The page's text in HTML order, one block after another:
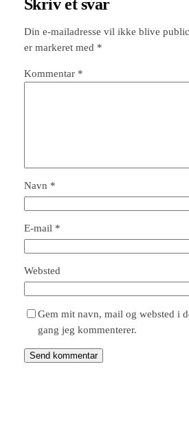
Skriv et svar
Din e-mailadresse vil ikke blive
er markeret med *
Kommentar *
Navn *
E-mail *
Websted
Gem mit navn, mail og websted i
gang jeg kommenterer.